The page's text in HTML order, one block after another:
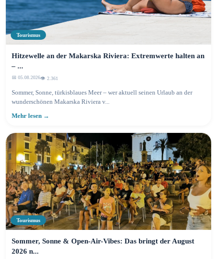
Tourismus
Hitzewelle an der Makarska Riviera: Extremwerte halten an
– ...
📅 05.08.2026👁️ 2.361
Sommer, Sonne, türkisblaues Meer – wer aktuell seinen Urlaub an der
wunderschönen Makarska Riviera v...
Mehr lesen →
Tourismus
Sommer, Sonne & Open-Air-Vibes: Das bringt der August
2026 n...